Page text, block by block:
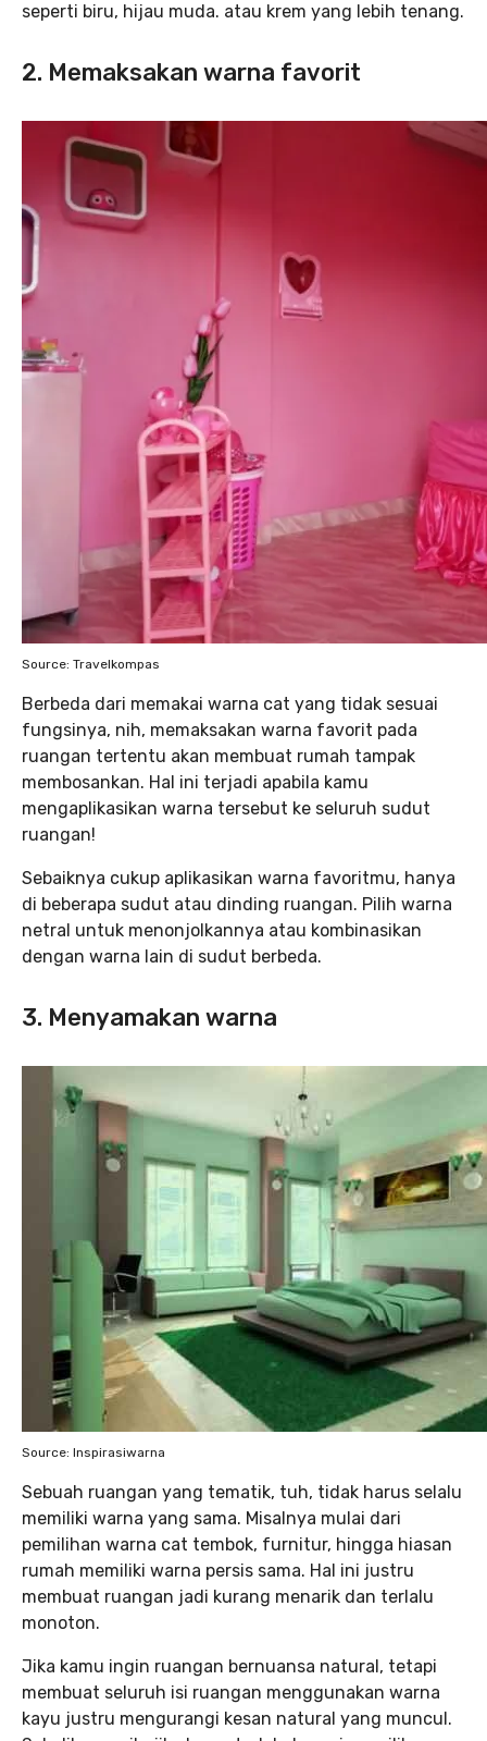
seperti biru, hijau muda. atau krem yang lebih tenang.
2. Memaksakan warna favorit
Source: Travelkompas
Berbeda dari memakai warna cat yang tidak sesuai
fungsinya, nih, memaksakan warna favorit pada
ruangan tertentu akan membuat rumah tampak
membosankan. Hal ini terjadi apabila kamu
mengaplikasikan warna tersebut ke seluruh sudut
ruangan!
Sebaiknya cukup aplikasikan warna favoritmu, hanya
di beberapa sudut atau dinding ruangan. Pilih warna
netral untuk menonjolkannya atau kombinasikan
dengan warna lain di sudut berbeda.
3. Menyamakan warna
Source: Inspirasiwarna
Sebuah ruangan yang tematik, tuh, tidak harus selalu
memiliki warna yang sama. Misalnya mulai dari
pemilihan warna cat tembok, furnitur, hingga hiasan
rumah memiliki warna persis sama. Hal ini justru
membuat ruangan jadi kurang menarik dan terlalu
monoton.
Jika kamu ingin ruangan bernuansa natural, tetapi
membuat seluruh isi ruangan menggunakan warna
kayu justru mengurangi kesan natural yang muncul.